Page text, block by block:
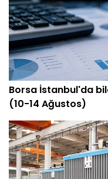
Borsa İstanbul'da
(10-14 Ağustos)